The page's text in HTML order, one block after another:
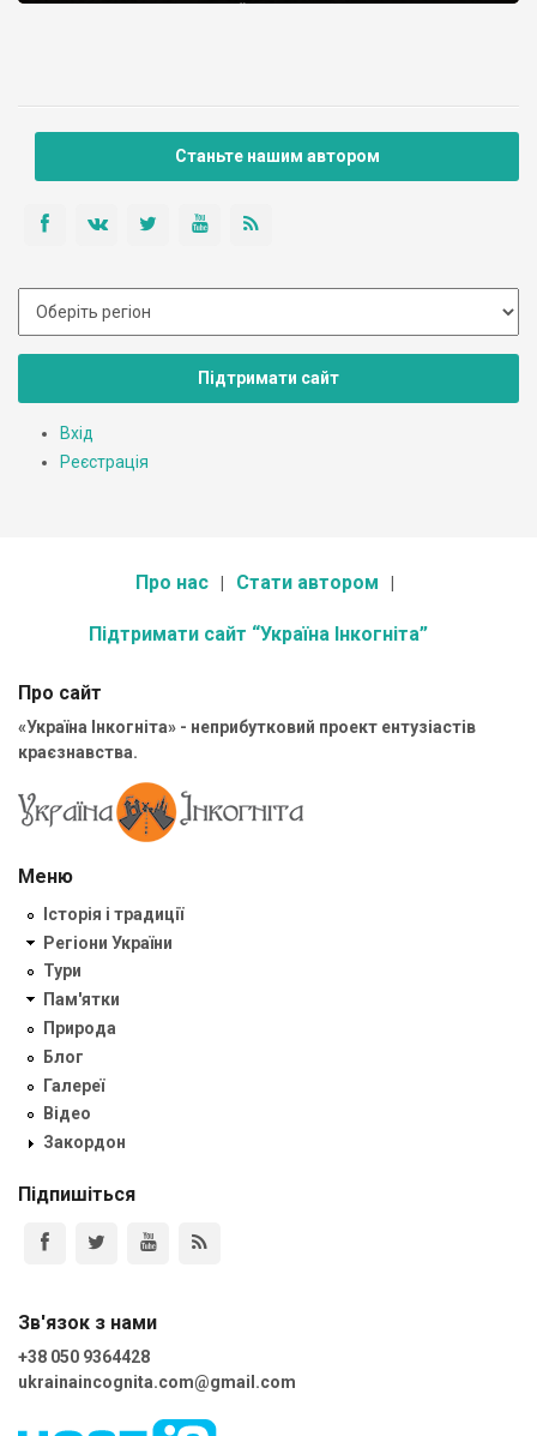
окрема – це низькі, […]
Станьте нашим автором
Підтримати сайт
Вхід
Реєстрація
Про нас Стати автором
Підтримати сайт “Україна Інкогніта”
Про сайт
«Україна Інкогніта» - неприбутковий проект ентузіастів
краєзнавства.
Меню
Історія і традиції
Регіони України
Тури
Пам'ятки
Природа
Блог
Галереї
Відео
Закордон
Підпишіться
Зв'язок з нами
+38 050 9364428
ukrainaincognita.com@gmail.com